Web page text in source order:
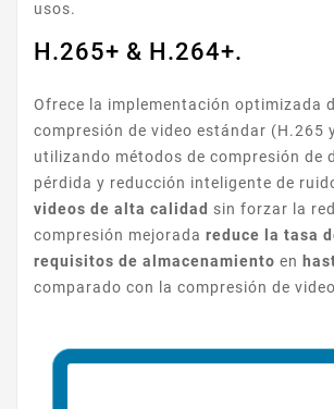
usos.
H.265+ & H.264+.
Ofrece la implementación optimizada
compresión de video estándar (H.265
utilizando métodos de compresión de
pérdida y reducción inteligente de
videos de alta calidad sin forzar la
compresión mejorada reduce la tasa
requisitos de almacenamiento en
comparado con la compresión de